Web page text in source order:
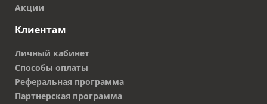
Акции
Клиентам
Личный кабинет
Способы оплаты
Реферальная программа
Партнерская программа